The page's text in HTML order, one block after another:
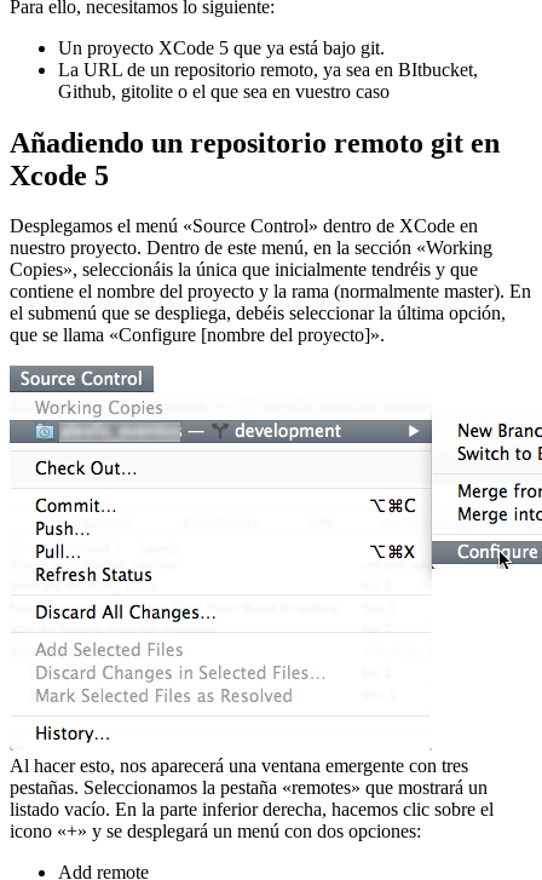
Para ello, necesitamos lo siguiente:
Un proyecto XCode 5 que ya está bajo git.
La URL de un repositorio remoto, ya sea en BItbucket,
Github, gitolite o el que sea en vuestro caso
Añadiendo un repositorio remoto git en
Xcode 5
Desplegamos el menú «Source Control» dentro de XCode en
nuestro proyecto. Dentro de este menú, en la sección «Working
Copies», seleccionáis la única que inicialmente tendréis y que
contiene el nombre del proyecto y la rama (normalmente master). En
el submenú que se despliega, debéis seleccionar la última opción,
que se llama «Configure [nombre del proyecto]».
Al hacer esto, nos aparecerá una ventana emergente con tres
pestañas. Seleccionamos la pestaña «remotes» que mostrará un
listado vacío. En la parte inferior derecha, hacemos clic sobre el
icono «+» y se desplegará un menú con dos opciones:
Add remote